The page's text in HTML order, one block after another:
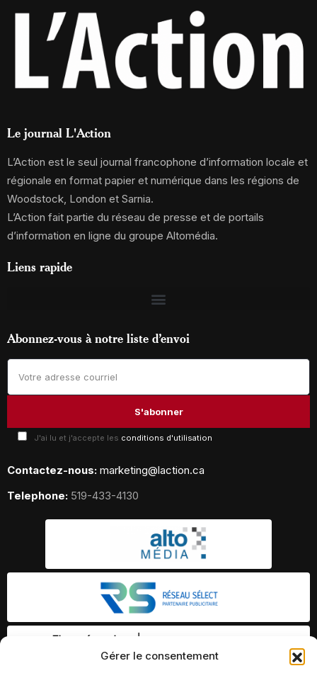
Gérer le consentement
Le journal L'Action
L’Action est le seul journal francophone d’information locale et
régionale en format papier et numérique dans les régions de
Woodstock, London et Sarnia.
L’Action fait partie du réseau de presse et de portails
d’information en ligne du groupe Altomédia.
Liens rapide
Abonnez-vous à notre liste d’envoi
J'ai lu et j'accepte les conditions d'utilisation
Contactez-nous: marketing@laction.ca
Telephone: 519-433-4130